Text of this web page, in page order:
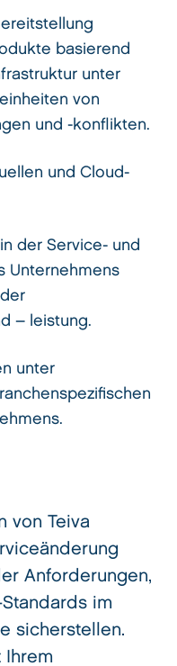
basierend
unter
von
und -konflikten.
und Cloud-
der Service- und
Unternehmens
– leistung.
unter
von Teiva
Anforderungen,
im
sicherstellen.
Ihrem